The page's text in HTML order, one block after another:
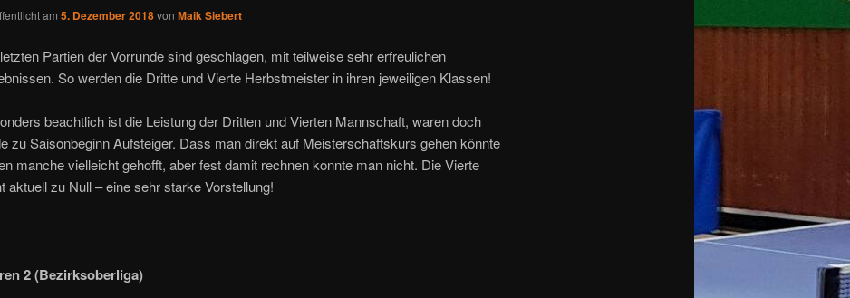
am 5. Dezember 2018von Maik Siebert
Partien der Vorrunde sind geschlagen, mit teilweise sehr erfreulichen
So werden die Dritte und Vierte Herbstmeister in ihren jeweiligen Klassen!
beachtlich ist die Leistung der Dritten und Vierten Mannschaft, waren doch
zu Saisonbeginn Aufsteiger. Dass man direkt auf Meisterschaftskurs gehen könnte
manche vielleicht gehofft, aber fest damit rechnen konnte man nicht. Die Vierte
aktuell zu Null – eine sehr starke Vorstellung!
2 (Bezirksoberliga)